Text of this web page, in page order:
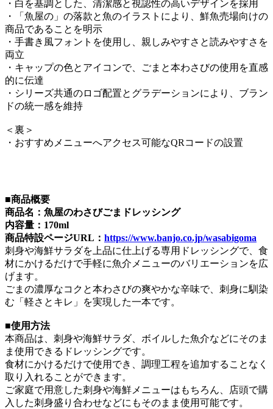
・白を基調とした、清潔感と視認性の高いデザインを採用
・「魚屋の」の落款と魚のイラストにより、鮮魚売場向けの
商品であることを明示
・手書き風フォントを使用し、親しみやすさと読みやすさを
両立
・キャップの色とアイコンで、ごまと本わさびの使用を直感
的に伝達
・シリーズ共通のロゴ配置とグラデーションにより、ブラン
ドの統一感を維持
＜裏＞
・おすすめメニューへアクセス可能なQRコードの設置
■商品概要
商品名：魚屋のわさびごまドレッシング
内容量：170ml
商品特設ページURL： https://www.banjo.co.jp/wasabigoma
刺身や海鮮サラダを上品に仕上げる専用ドレッシングで、食
材にかけるだけで手軽に魚介メニューのバリエーションを広
げます。
ごまの濃厚なコクと本わさびの爽やかな辛味で、刺身に馴染
む「軽さとキレ」を実現した一本です。
■使用方法
本商品は、刺身や海鮮サラダ、ボイルした魚介などにそのま
ま使用できるドレッシングです。
食材にかけるだけで使用でき、調理工程を追加することなく
取り入れることができます。
ご家庭で用意した刺身や海鮮メニューはもちろん、店頭で購
入した刺身盛り合わせなどにもそのまま使用可能です。